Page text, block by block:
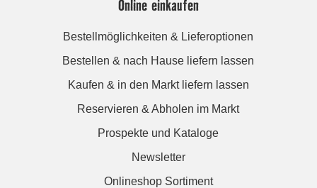
Online einkaufen
Bestellmöglichkeiten & Lieferoptionen
Bestellen & nach Hause liefern lassen
Kaufen & in den Markt liefern lassen
Reservieren & Abholen im Markt
Prospekte und Kataloge
Newsletter
Onlineshop Sortiment